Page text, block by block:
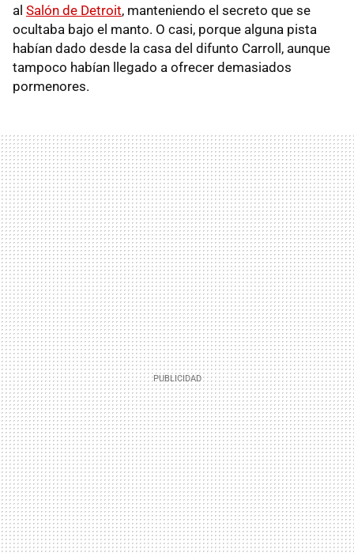
al Salón de Detroit, manteniendo el secreto que se
ocultaba bajo el manto. O casi, porque alguna pista
habían dado desde la casa del difunto Carroll, aunque
tampoco habían llegado a ofrecer demasiados
pormenores.